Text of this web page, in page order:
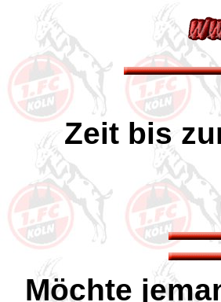
Zeit bis
Möchte